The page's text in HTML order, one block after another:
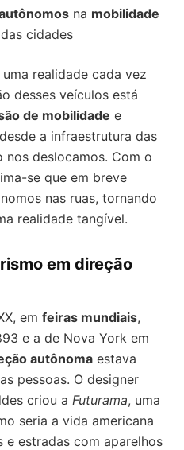
na mobilidade
cidades
realidade cada vez
desses veículos está
de mobilidade e
a infraestrutura das
deslocamos. Com o
se que em breve
nas ruas, tornando
realidade tangível.
em direção
em feiras mundiais,
e a de Nova York em
autônoma estava
pessoas. O designer
criou a Futurama, uma
seria a vida americana
estradas com aparelhos